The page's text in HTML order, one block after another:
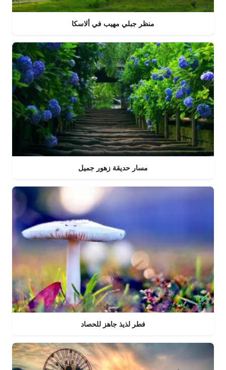
منظر جبلي مهيب في ألاسكا
مسار حديقة زهور جميل
فطر لذيذ جاهز للحصاد